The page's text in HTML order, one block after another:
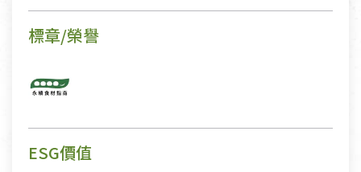
標章/榮譽
ESG價值